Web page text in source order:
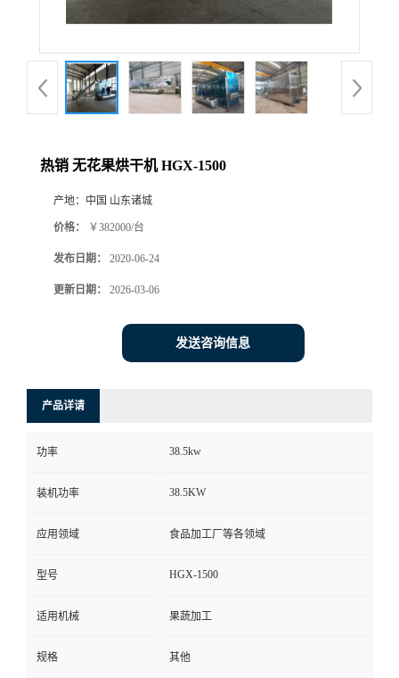
热销 无花果烘干机 HGX-1500
产地： 中国 山东诸城
价格： ￥382000/台
发布日期： 2020-06-24
更新日期： 2026-03-06
发送咨询信息
产品详请
功率 38.5kw
装机功率 38.5KW
应用领域 食品加工厂等各领域
型号 HGX-1500
适用机械 果蔬加工
规格 其他